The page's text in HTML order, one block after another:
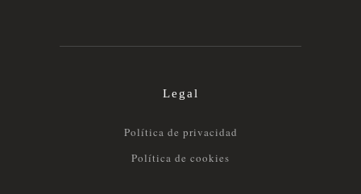
Legal
Política de privacidad
Política de cookies